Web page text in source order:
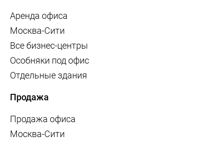
Аренда офиса
Москва-Сити
Все бизнес-центры
Особняки под офис
Отдельные здания
Продажа
Продажа офиса
Москва-Сити